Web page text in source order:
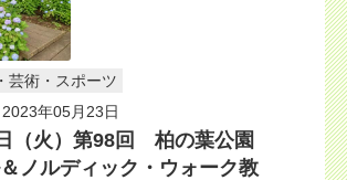
芸術・スポーツ
年05月23日
（火）第98回 柏の葉公園
ノルディック・ウォーク教